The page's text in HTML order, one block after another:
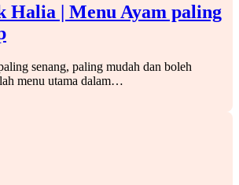
Halia | Menu Ayam paling
senang, paling mudah dan boleh
menu utama dalam…